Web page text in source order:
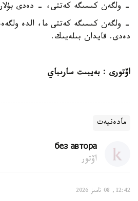
- ولگەن كىسىگە كەتتى، - دەدى
- ولگەن كىسىگە كەتتى ما، الدە
دەدى. قايدان بىلەيىك.
اۆتورى : بەيبىت سارىباي
مادەنيەت
без автора
اۆتور
12:42, 08 تامىز 2026